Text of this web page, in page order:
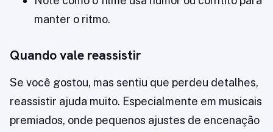
manter o ritmo.
Quando vale reassistir
Se você gostou, mas sentiu que perdeu detalhes,
reassistir ajuda muito. Especialmente em musicais
premiados, onde pequenos ajustes de encenação